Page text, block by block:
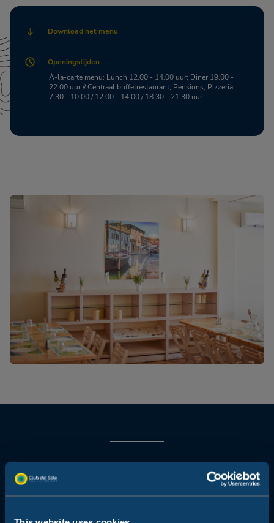
Download het menu
Openingstijden
À-la-carte menu: Lunch 12.00 - 14.00 uur; Diner 19.00 -
22.00 uur // Centraal buffetrestaurant, Pensions, Pizzeria:
7.30 - 10.00 / 12.00 - 14.00 / 18.30 - 21.30 uur
Restaurant Dolcevita: een restaurant met
uitzicht op zee direct aan ons privéstrand